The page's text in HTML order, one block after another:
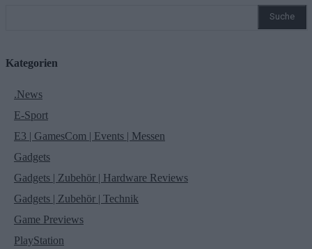
Suche
Kategorien
.News
E-Sport
E3 | GamesCom | Events | Messen
Gadgets
Gadgets | Zubehör | Hardware Reviews
Gadgets | Zubehör | Technik
Game Previews
PlayStation